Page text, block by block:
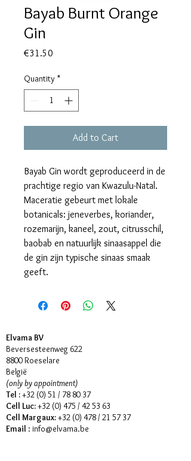
Bayab Burnt Orange
Gin
€31.50
Quantity *
Add to Cart
Bayab Gin wordt geproduceerd in de
prachtige regio van Kwazulu-Natal.
Maceratie gebeurt met lokale
botanicals: jeneverbes, koriander,
rozemarijn, kaneel, zout, citrusschil,
baobab en natuurlijk sinaasappel die
de gin zijn typische sinaas smaak
geeft.
Elvama BV
Beversesteenweg 622
8800 Roeselare
België
(only by appointment)
Tel :+32 (0) 51 / 78 80 37
Cell Luc:+32 (0) 475 / 42 53 63
Cell Margaux:+32 (0) 478 / 21 57 37
Email : info@elvama.be